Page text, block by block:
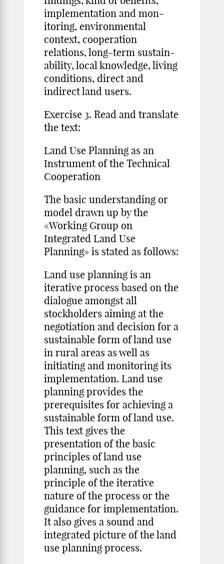
implementation and mon­
itoring, environmental
context, cooperation
relations, long-term sustain-
ability, local knowledge, living
conditions, direct and
indirect land users.
Exercise 3. Read and translate
the text:
Land Use Planning as an
Instrument of the Technical
Cooperation
The basic understanding or
model drawn up by the
«Working Group on
Integrated Land Use
Planning» is stated as follows:
Land use planning is an
iterative process based on the
dialogue amongst all
stockholders aiming at the
negotiation and decision for a
sustainable form of land use
in rural areas as well as
initiating and monitoring its
implementation. Land use
planning provides the
prereq­uisites for achieving a
sustainable form of land use.
This text gives the
presentation of the basic
principles of land use
planning, such as the
principle of the iterative
nature of the process or the
guidance for im­plementation.
It also gives a sound and
integrated picture of the land
use planning process.